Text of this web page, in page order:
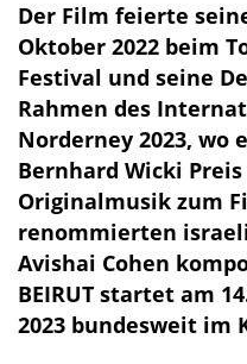
Der Film feierte
Oktober 2022 beim
Festival und seine
Rahmen des
Norderney 2023, wo
Bernhard Wicki
Originalmusik zum
renommierten
Avishai Cohen
BEIRUT startet am
2023 bundesweit im